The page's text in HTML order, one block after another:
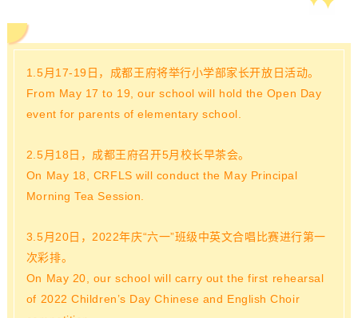
1.5月17-19日，成都王府将举行小学部家长开放日活动。
From May 17 to 19, our school will hold the Open Day
event for parents of elementary school.
2.5月18日，成都王府召开5月校长早茶会。
On May 18, CRFLS will conduct the May Principal
Morning Tea Session.
3.5月20日，2022年庆“六一”班级中英文合唱比赛进行第一
次彩排。
On May 20, our school will carry out the first rehearsal
of 2022 Children’s Day Chinese and English Choir